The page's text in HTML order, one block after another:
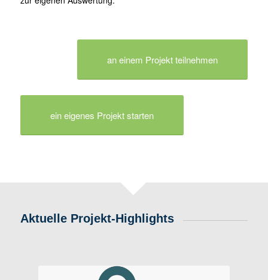
an einem Projekt teilnehmen
ein eigenes Projekt starten
Aktuelle Projekt-Highlights